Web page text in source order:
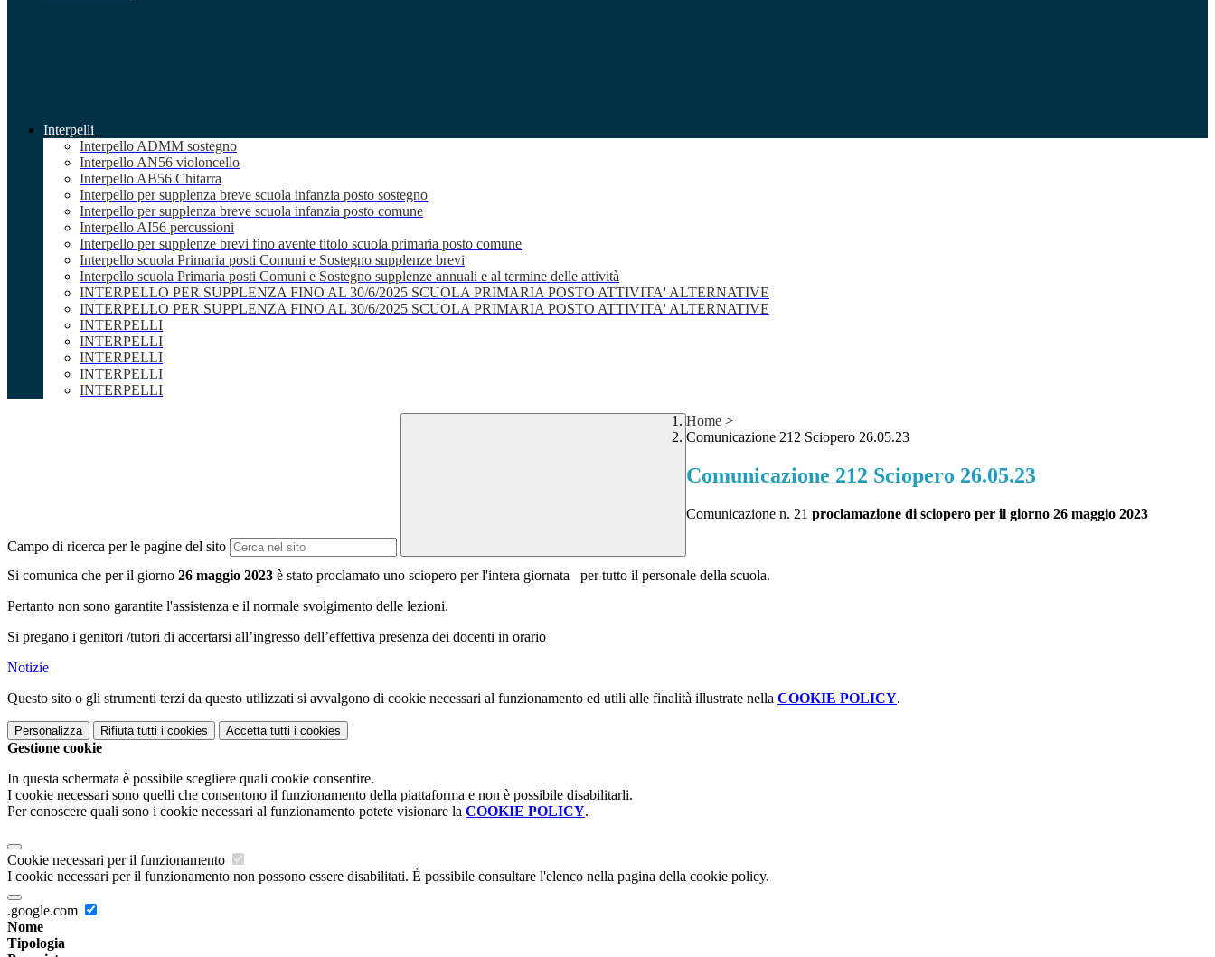
Interpelli
Interpello ADMM sostegno
Interpello AN56 violoncello
Interpello AB56 Chitarra
Interpello per supplenza breve scuola infanzia posto sostegno
Interpello per supplenza breve scuola infanzia posto comune
Interpello AI56 percussioni
Interpello per supplenze brevi fino avente titolo scuola primaria posto comune
Interpello scuola Primaria posti Comuni e Sostegno supplenze brevi
Interpello scuola Primaria posti Comuni e Sostegno supplenze annuali e al termine delle attività
INTERPELLO PER SUPPLENZA FINO AL 30/6/2025 SCUOLA PRIMARIA POSTO ATTIVITA' ALTERNATIVE
INTERPELLO PER SUPPLENZA FINO AL 30/6/2025 SCUOLA PRIMARIA POSTO ATTIVITA' ALTERNATIVE
INTERPELLI
INTERPELLI
INTERPELLI
INTERPELLI
INTERPELLI
Campo di ricerca per le pagine del sito
Home >
Comunicazione 212 Sciopero 26.05.23
Comunicazione 212 Sciopero 26.05.23
Comunicazione n. 21 proclamazione di sciopero per il giorno 26 maggio 2023
Si comunica che per il giorno 26 maggio 2023 è stato proclamato uno sciopero per l'intera giornata per tutto il personale della scuola.
Pertanto non sono garantite l'assistenza e il normale svolgimento delle lezioni.
Si pregano i genitori /tutori di accertarsi all’ingresso dell’effettiva presenza dei docenti in orario
Notizie
Questo sito o gli strumenti terzi da questo utilizzati si avvalgono di cookie necessari al funzionamento ed utili alle finalità illustrate nella COOKIE POLICY.
Personalizza Rifiuta tutti i cookies Accetta tutti i cookies
Gestione cookie
In questa schermata è possibile scegliere quali cookie consentire.
I cookie necessari sono quelli che consentono il funzionamento della piattaforma e non è possibile disabilitarli.
Per conoscere quali sono i cookie necessari al funzionamento potete visionare la COOKIE POLICY.
Cookie necessari per il funzionamento
I cookie necessari per il funzionamento non possono essere disabilitati. È possibile consultare l'elenco nella pagina della cookie policy.
.google.com
Nome
Tipologia